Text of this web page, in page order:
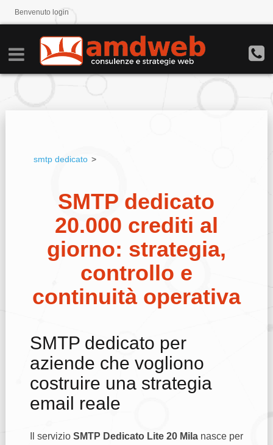
Benvenuto login
smtp dedicato >
SMTP dedicato
20.000 crediti al
giorno: strategia,
controllo e
continuità operativa
SMTP dedicato per
aziende che vogliono
costruire una strategia
email reale
Il servizio SMTP Dedicato Lite 20 Milanasce per